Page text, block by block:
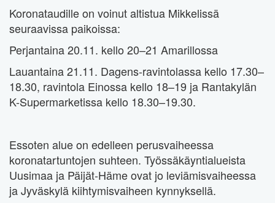
Koronataudille on voinut altistua Mikkelissä
seuraavissa paikoissa:
Perjantaina 20.11. kello 20–21 Amarillossa
Lauantaina 21.11. Dagens-ravintolassa kello 17.30–
18.30, ravintola Einossa kello 18–19 ja Rantakylän
K-Supermarketissa kello 18.30–19.30.
Essoten alue on edelleen perusvaiheessa
koronatartuntojen suhteen. Työssäkäyntialueista
Uusimaa ja Päijät-Häme ovat jo leviämisvaiheessa
ja Jyväskylä kiihtymisvaiheen kynnyksellä.